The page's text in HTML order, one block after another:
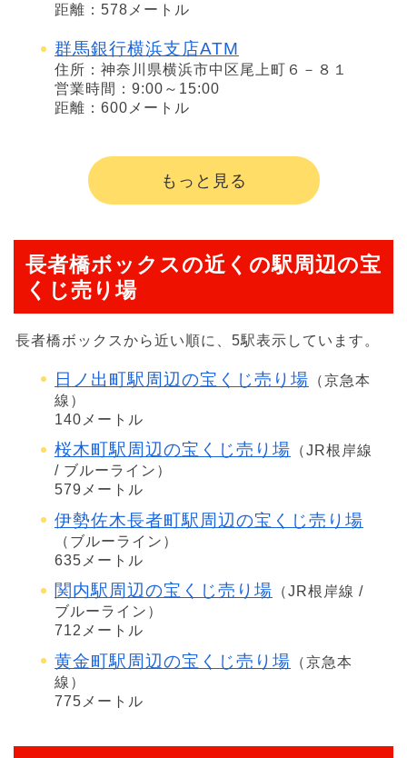
距離：578メートル
群馬銀行横浜支店ATM
住所：神奈川県横浜市中区尾上町６－８１
営業時間：9:00～15:00
距離：600メートル
もっと見る
長者橋ボックスの近くの駅周辺の宝
くじ売り場
長者橋ボックスから近い順に、5駅表示しています。
日ノ出町駅周辺の宝くじ売り場 （京急本
線）
140メートル
桜木町駅周辺の宝くじ売り場 （JR根岸線
/ ブルーライン）
579メートル
伊勢佐木長者町駅周辺の宝くじ売り場
（ブルーライン）
635メートル
関内駅周辺の宝くじ売り場 （JR根岸線 /
ブルーライン）
712メートル
黄金町駅周辺の宝くじ売り場 （京急本
線）
775メートル